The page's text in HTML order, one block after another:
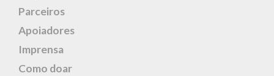
Parceiros
Apoiadores
Imprensa
Como doar